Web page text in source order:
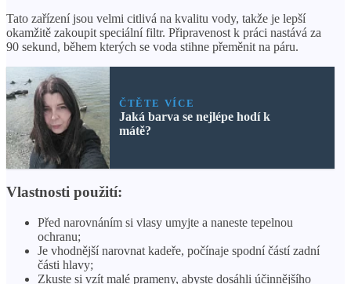
Tato zařízení jsou velmi citlivá na kvalitu vody, takže je lepší
okamžitě zakoupit speciální filtr. Připravenost k práci nastává za
90 sekund, během kterých se voda stihne přeměnit na páru.
ČTĚTE VÍCE
Jaká barva se nejlépe hodí k
mátě?
Vlastnosti použití:
Před narovnáním si vlasy umyjte a naneste tepelnou
ochranu;
Je vhodnější narovnat kadeře, počínaje spodní částí zadní
části hlavy;
Zkuste si vzít malé prameny, abyste dosáhli účinnějšího